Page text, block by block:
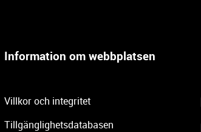
Information om webbplatsen
Villkor och integritet
Tillgänglighetsdatabasen